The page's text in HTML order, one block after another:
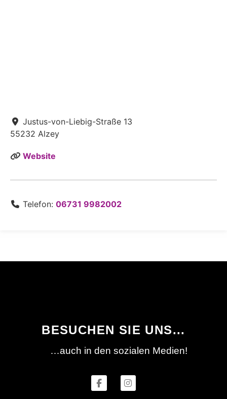
Justus-von-Liebig-Straße 13
55232 Alzey
Website
Telefon: 06731 9982002
BESUCHEN SIE UNS...
…auch in den sozialen Medien!